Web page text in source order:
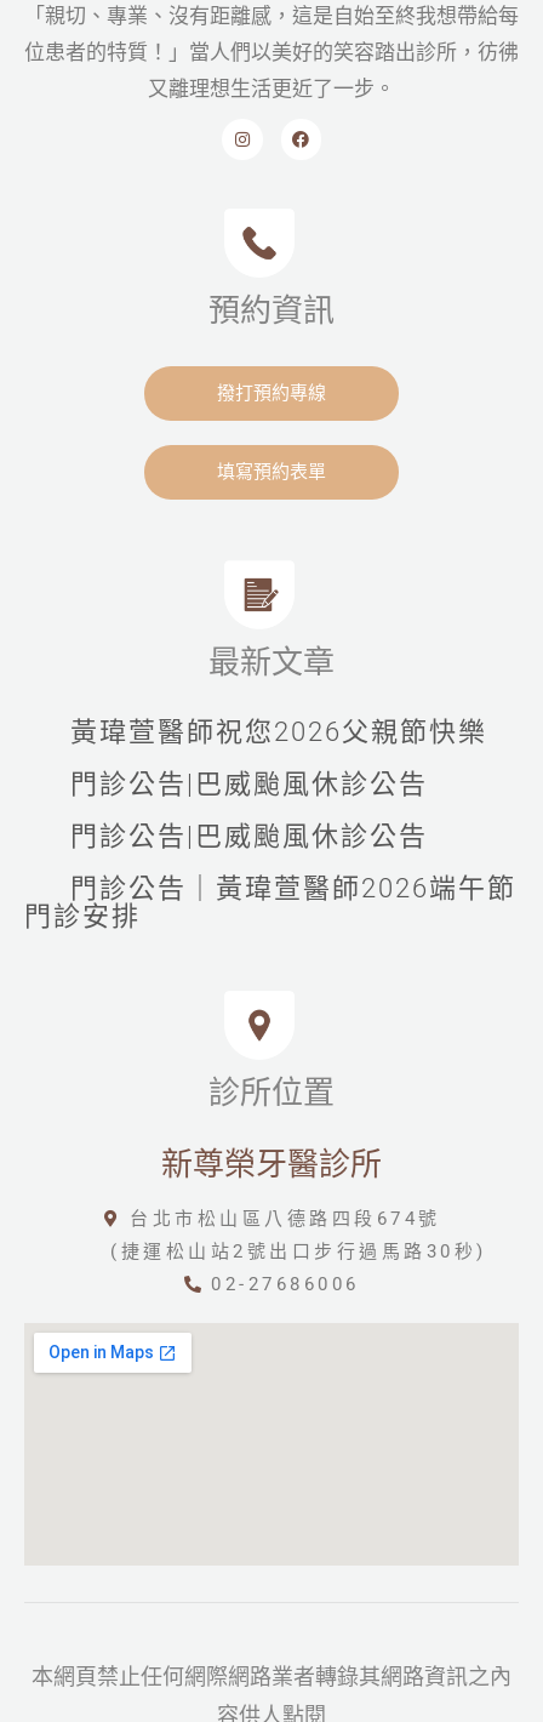
「親切、專業、沒有距離感，這是自始至終我想帶給每
位患者的特質！」當人們以美好的笑容踏出診所，彷彿
又離理想生活更近了一步。
預約資訊
撥打預約專線
填寫預約表單
最新文章
黃瑋萱醫師祝您2026父親節快樂
門診公告|巴威颱風休診公告
門診公告|巴威颱風休診公告
門診公告｜黃瑋萱醫師2026端午節
門診安排
診所位置
新尊榮牙醫診所
台北市松山區八德路四段674號
(捷運松山站2號出口步行過馬路30秒)
02-27686006
本網頁禁止任何網際網路業者轉錄其網路資訊之內
容供人點閱